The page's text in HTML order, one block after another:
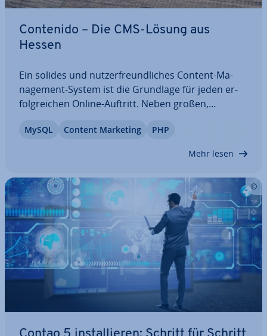
Contenido – Die CMS-Lösung aus
Hessen
Ein solides und nut­zer­freund­li­ches Content-Ma­
nage­ment-System ist die Grundlage für jeden er­
folg­rei­chen Online-Auftritt. Neben großen,
TYPO3 gibt es auch kleinere Lösungen. Bei
MySQL Content Marketing PHP
Mehr lesen